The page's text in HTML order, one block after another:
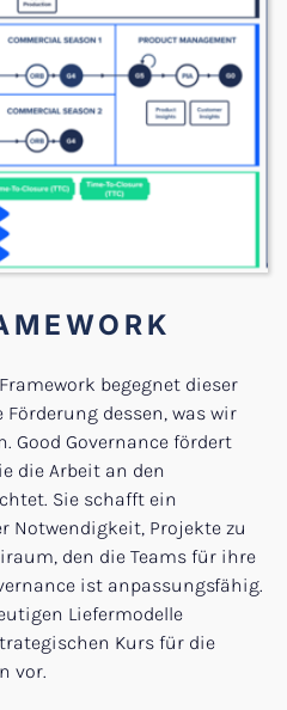
Architecture
Academy
Us
Werte
EN
begegnet dieser
dessen, was wir
Good Governance fördert
die Arbeit an den
Sie schafft ein
Notwendigkeit, Projekte zu
den die Teams für ihre
ist anpassungsfähig.
Liefermodelle
Kurs für die
vor.